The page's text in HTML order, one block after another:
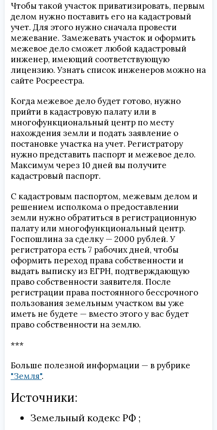
Чтобы такой участок приватизировать, первым
делом нужно поставить его на кадастровый
учет. Для этого нужно сначала провести
межевание. Замежевать участок и оформить
межевое дело сможет любой кадастровый
инженер, имеющий соответствующую
лицензию. Узнать список инженеров можно на
сайте Росреестра.
Когда межевое дело будет готово, нужно
прийти в кадастровую палату или в
многофункциональный центр по месту
нахождения земли и подать заявление о
постановке участка на учет. Регистратору
нужно представить паспорт и межевое дело.
Максимум через 10 дней вы получите
кадастровый паспорт.
С кадастровым паспортом, межевым делом и
решением исполкома о предоставлении
земли нужно обратиться в регистрационную
палату или многофункциональный центр.
Госпошлина за сделку — 2000 рублей. У
регистратора есть 7 рабочих дней, чтобы
оформить переход права собственности и
выдать выписку из ЕГРН, подтверждающую
право собственности заявителя. После
регистрации права постоянного бессрочного
пользования земельным участком вы уже
иметь не будете — вместо этого у вас будет
право собственности на землю.
***
Больше полезной информации — в рубрике
"Земля".
Источники:
Земельный кодекс РФ